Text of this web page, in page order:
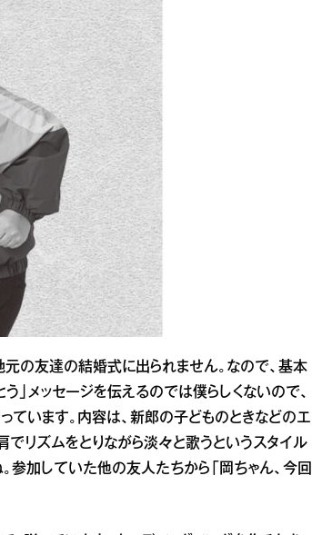
の友達の結婚式に出られません。なので、基本
」メッセージを伝えるのでは僕らしくないので、
ています。内容は、新郎の子どものときなどのエ
リズムをとりながら淡々と歌うというスタイル
参加していた他の友人たちから「岡ちゃん、今回